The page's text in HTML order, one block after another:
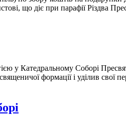
що діє при парафії Різдва
Катедральному Соборі
формації і уділив свої